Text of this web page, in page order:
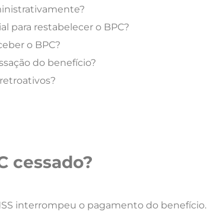
para restabelecer o BPC?
o BPC?
do benefício?
cessado?
interrompeu o pagamento do benefício.